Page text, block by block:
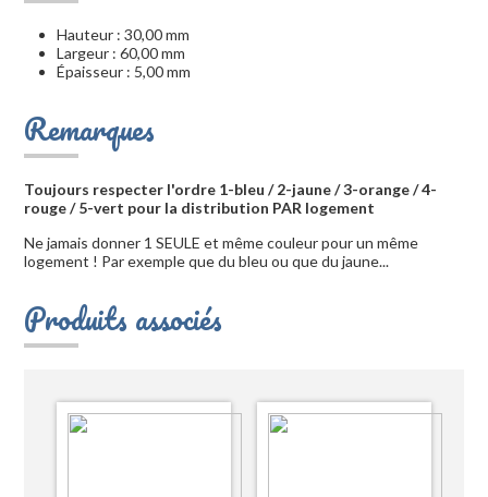
Hauteur : 30,00 mm
Largeur : 60,00 mm
Épaisseur : 5,00 mm
Remarques
Toujours respecter l'ordre 1-bleu / 2-jaune / 3-orange / 4-
rouge / 5-vert pour la distribution PAR logement
Ne jamais donner 1 SEULE et même couleur pour un même
logement ! Par exemple que du bleu ou que du jaune...
Produits associés